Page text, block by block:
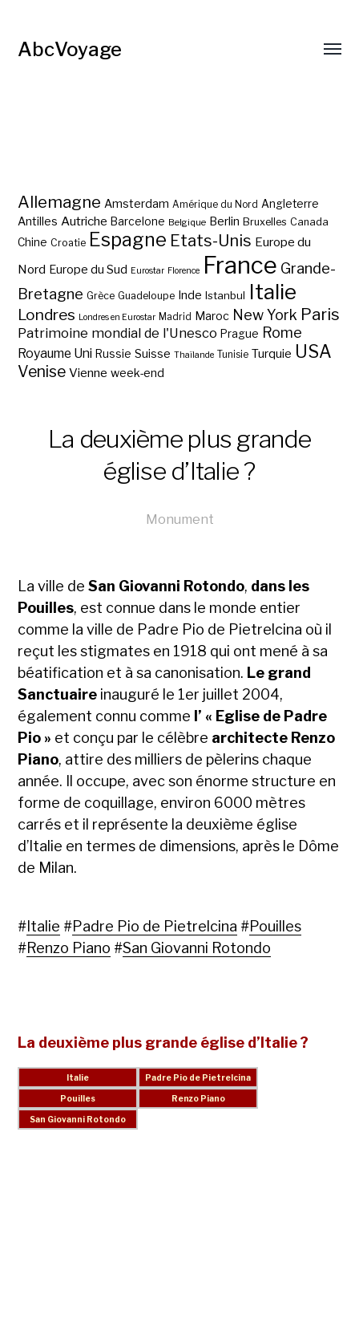
AbcVoyage
Allemagne Amsterdam Amérique du Nord Angleterre
Antilles Autriche Barcelone Belgique Berlin Bruxelles Canada
Chine Croatie Espagne Etats-Unis Europe du
Nord Europe du Sud Eurostar Florence France Grande-
Bretagne Grèce Guadeloupe Inde Istanbul Italie
Londres Londres en Eurostar Madrid Maroc New York Paris
Patrimoine mondial de l'Unesco Prague Rome
Royaume Uni Russie Suisse Thaïlande Tunisie Turquie USA
Venise Vienne week-end
La deuxième plus grande
église d’Italie ?
Monument
La ville deSan Giovanni Rotondo, dans les
Pouilles, est connue dans le monde entier
comme la ville de Padre Pio de Pietrelcina où il
reçut les stigmates en 1918 qui ont mené à sa
béatification et à sa canonisation. Le grand
Sanctuaire inauguré le 1er juillet 2004,
également connu comme l’ « Eglise de Padre
Pio » et conçu par le célèbre architecte Renzo
Piano, attire des milliers de pèlerins chaque
année. Il occupe, avec son énorme structure en
forme de coquillage, environ 6000 mètres
carrés et il représente la deuxième église
d’Italie en termes de dimensions, après le Dôme
de Milan.
# Italie #Padre Pio de Pietrelcina #Pouilles
#Renzo Piano #San Giovanni Rotondo
La deuxième plus grande église d’Italie ?